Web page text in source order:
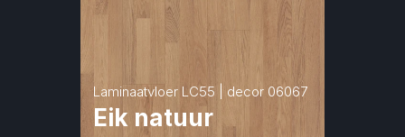
Laminaatvloer LC55 | decor 06067
Eik natuur